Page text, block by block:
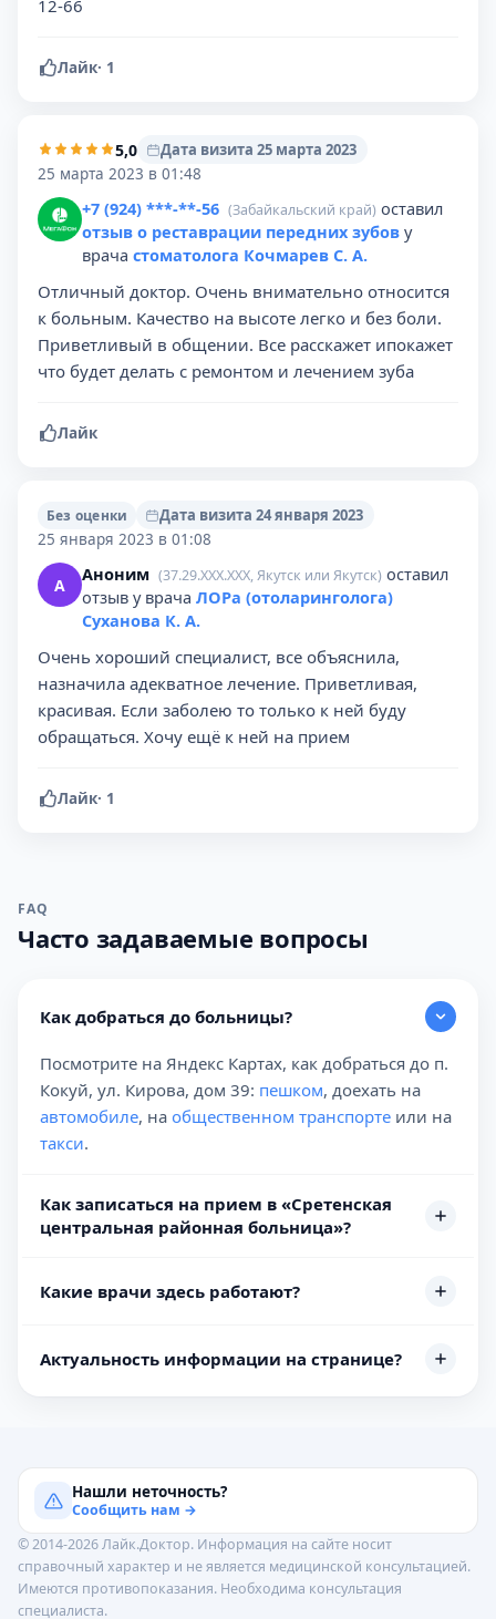
12-66
Лайк· 1
5,0
Дата визита 25 марта 2023
25 марта 2023 в 01:48
+7 (924) ***-**-56 (Забайкальский край) оставил
отзыв о реставрации передних зубов у
врача стоматолога Кочмарев С. А.
Отличный доктор. Очень внимательно относится
к больным. Качество на высоте легко и без боли.
Приветливый в общении. Все расскажет ипокажет
что будет делать с ремонтом и лечением зуба
Лайк
Без оценки
Дата визита 24 января 2023
25 января 2023 в 01:08
А Аноним (37.29.XXX.XXX, Якутск или Якутск) оставил
отзыв у врача ЛОРа (отоларинголога)
Суханова К. А.
Очень хороший специалист, все объяснила,
назначила адекватное лечение. Приветливая,
красивая. Если заболею то только к ней буду
обращаться. Хочу ещё к ней на прием
Лайк· 1
FAQ
Часто задаваемые вопросы
Как добраться до больницы?
Посмотрите на Яндекс Картах, как добраться до п.
Кокуй, ул. Кирова, дом 39: пешком, доехать на
автомобиле, на общественном транспорте или на
такси.
Как записаться на прием в «Сретенская
центральная районная больница»?
Какие врачи здесь работают?
Актуальность информации на странице?
Нашли неточность?
Сообщить нам →
© 2014-2026 Лайк.Доктор. Информация на сайте носит
справочный характер и не является медицинской консультацией.
Имеются противопоказания. Необходима консультация
специалиста.